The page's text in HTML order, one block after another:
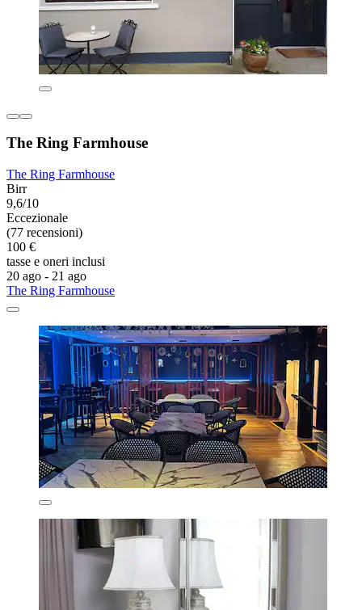
The Ring Farmhouse
The Ring Farmhouse
Birr
9,6/10
Eccezionale
(77 recensioni)
100 €
tasse e oneri inclusi
20 ago - 21 ago
The Ring Farmhouse